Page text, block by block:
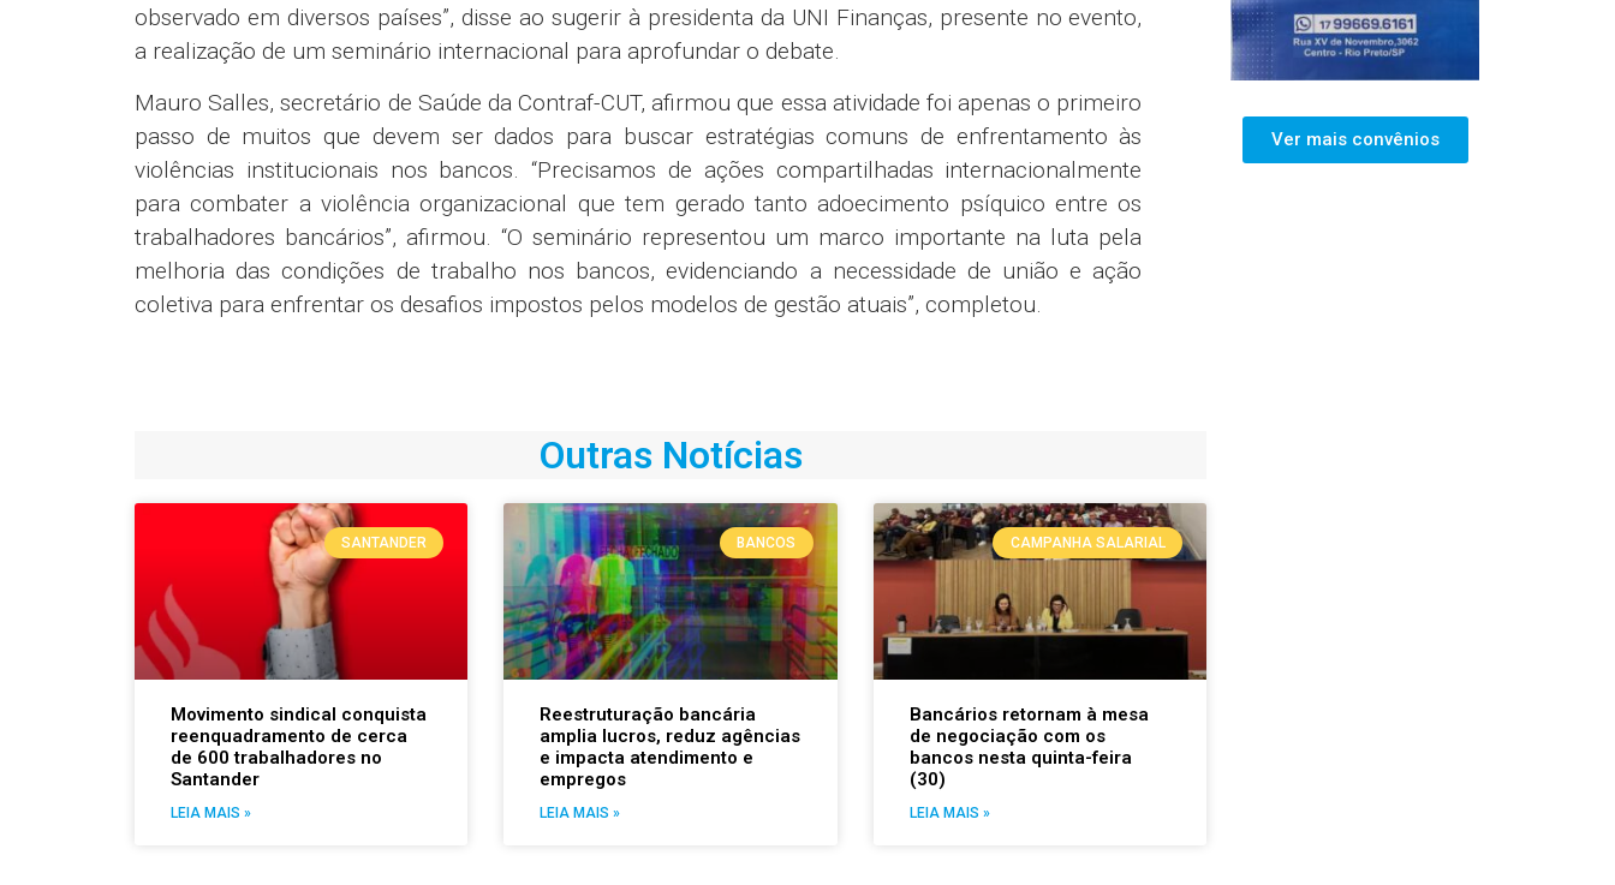
observado em diversos países”, disse ao sugerir à presidenta da UNI Finanças, presente no evento,
a realização de um seminário internacional para aprofundar o debate.
Mauro Salles, secretário de Saúde da Contraf-CUT, afirmou que essa atividade foi apenas o primeiro
passo de muitos que devem ser dados para buscar estratégias comuns de enfrentamento às
violências institucionais nos bancos. “Precisamos de ações compartilhadas internacionalmente
para combater a violência organizacional que tem gerado tanto adoecimento psíquico entre os
trabalhadores bancários”, afirmou. “O seminário representou um marco importante na luta pela
melhoria das condições de trabalho nos bancos, evidenciando a necessidade de união e ação
coletiva para enfrentar os desafios impostos pelos modelos de gestão atuais”, completou.
Outras Notícias
SANTANDER
Movimento sindical conquista
reenquadramento de cerca
de 600 trabalhadores no
Santander
LEIA MAIS »
BANCOS
Reestruturação bancária
amplia lucros, reduz agências
e impacta atendimento e
empregos
LEIA MAIS »
CAMPANHA SALARIAL
Bancários retornam à mesa
de negociação com os
bancos nesta quinta-feira
(30)
LEIA MAIS »
Ver mais convênios